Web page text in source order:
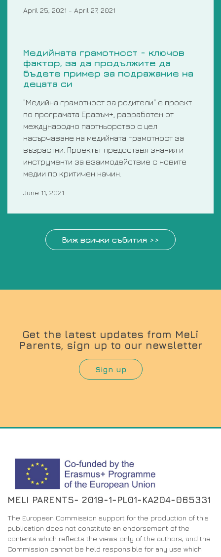
April 25, 2021 - April 27, 2021
Медийната грамотност - ключов
фактор, за да продължите да
бъдете пример за подражание на
децата си
"Mедийна грамотност за родители" е проект
по програмата Еразъм+, разработен от
международно партньорство с цел
насърчаване на медийната грамотност за
възрастни. Проектът предоставя знания и
инструменти за взаимодействие с новите
медии по критичен начин.
June 11, 2021
Виж всички събития >>
Get the latest updates from MeLi
Parents, sign up to our newsletter
Sign up
MELI PARENTS- 2019-1-PL01-KA204-065331
The European Commission support for the production of this
publication does not constitute an endorsement of the
contents which reflects the views only of the authors, and the
Commission cannot be held responsible for any use which